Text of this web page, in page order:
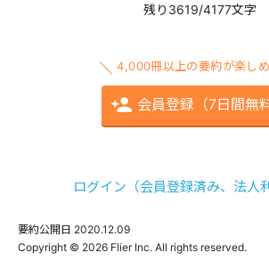
残り3619/4177文字
4,000冊以上の要約が楽し
会員登録（7日間無料
ログイン（会員登録済み、法人
要約公開日 2020.12.09